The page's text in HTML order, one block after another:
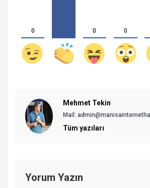
0 0 0
Mehmet Tekin
Mail:
Tüm yazıları
Yorum Yazın